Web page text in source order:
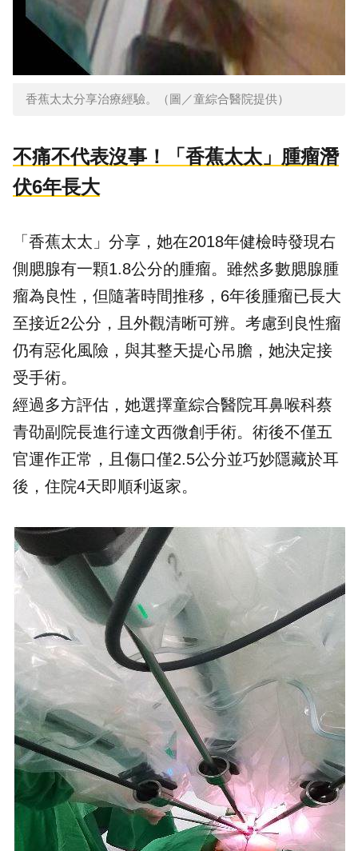
香蕉太太分享治療經驗。（圖／童綜合醫院提供）
不痛不代表沒事！「香蕉太太」腫瘤潛
伏6年長大
「香蕉太太」分享，她在2018年健檢時發現右
側腮腺有一顆1.8公分的腫瘤。雖然多數腮腺腫
瘤為良性，但隨著時間推移，6年後腫瘤已長大
至接近2公分，且外觀清晰可辨。考慮到良性瘤
仍有惡化風險，與其整天提心吊膽，她決定接
受手術。
經過多方評估，她選擇童綜合醫院耳鼻喉科蔡
青劭副院長進行達文西微創手術。術後不僅五
官運作正常，且傷口僅2.5公分並巧妙隱藏於耳
後，住院4天即順利返家。